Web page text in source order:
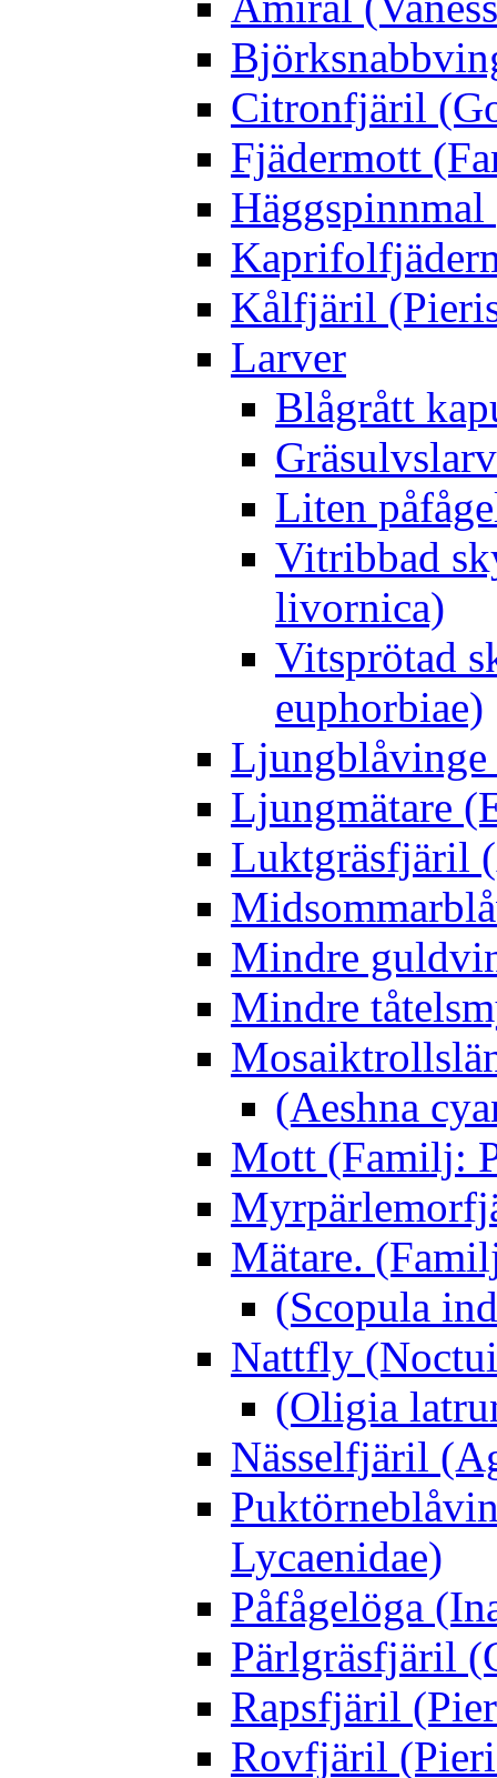
Citronfjäril
Fjädermott
Kålfjäril
Larver
Blågrått
Liten
Vitribbad
livornica)
Vitsprötad
euphorbiae)
Ljungblåvinge
Ljungmätare
Luktgräsfjäril
Mindre
Mindre
(Aeshna
Mott (Familj:
Mätare.
(Scopula
Nattfly
(Oligia
Nässelfjäril
Lycaenidae)
Påfågelöga
Pärlgräsfjäril
Rapsfjäril
Rovfjäril